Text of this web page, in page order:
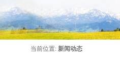
当前位置: 新闻动态